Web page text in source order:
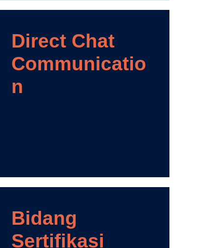
Direct Chat
Communicatio
n
Bidang
Sertifikasi